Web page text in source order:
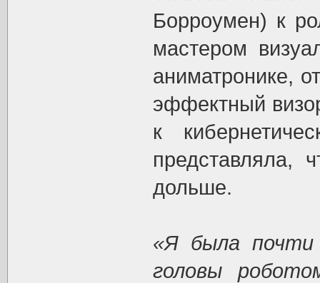
Борроумен) к
мастером
аниматронике,
эффектный
к
представляла,
дольше.
«Я была
головы